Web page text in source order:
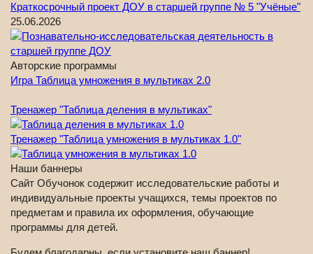
Краткосрочный проект ДОУ в старшей группе № 5 "Учёные"
25.06.2026
Авторские программы
Игра Таблица умножения в мультиках 2.0
Тренажер "Таблица деления в мультиках"
Тренажер "Таблица умножения в мультиках 1.0"
Наши баннеры
Сайт Обучонок содержит исследовательские работы и
индивидуальные проекты учащихся, темы проектов по
предметам и правила их оформления, обучающие
программы для детей.